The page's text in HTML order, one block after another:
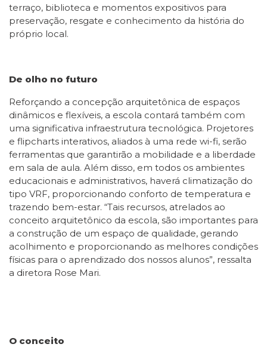
terraço, biblioteca e momentos expositivos para
preservação, resgate e conhecimento da história do
próprio local.
De olho no futuro
Reforçando a concepção arquitetônica de espaços
dinâmicos e flexíveis, a escola contará também com
uma significativa infraestrutura tecnológica. Projetores
e flipcharts interativos, aliados à uma rede wi-fi, serão
ferramentas que garantirão a mobilidade e a liberdade
em sala de aula. Além disso, em todos os ambientes
educacionais e administrativos, haverá climatização do
tipo VRF, proporcionando conforto de temperatura e
trazendo bem-estar. “Tais recursos, atrelados ao
conceito arquitetônico da escola, são importantes para
a construção de um espaço de qualidade, gerando
acolhimento e proporcionando as melhores condições
físicas para o aprendizado dos nossos alunos”, ressalta
a diretora Rose Mari.
O conceito